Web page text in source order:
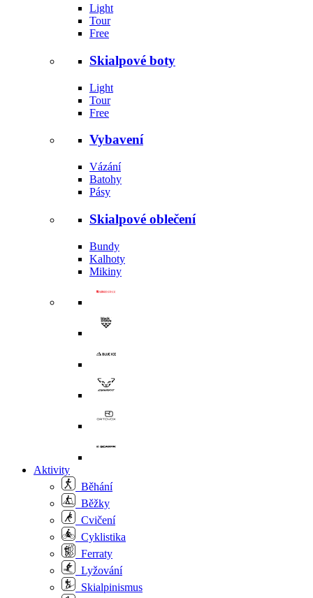
Light
Tour
Free
Skialpové boty
Light
Tour
Free
Vybavení
Vázání
Batohy
Pásy
Skialpové oblečení
Bundy
Kalhoty
Mikiny
Aktivity
Běhání
Běžky
Cvičení
Cyklistika
Ferraty
Lyžování
Skialpinismus